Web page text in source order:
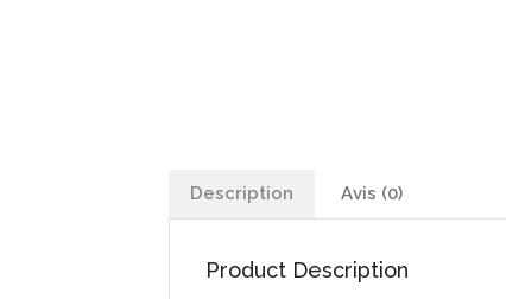
Description Avis (0)
Product Description